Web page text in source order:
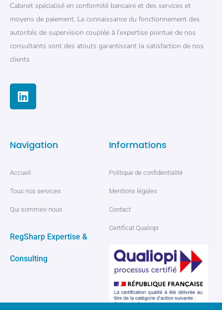
Cabinet spécialisé en conformité bancaire et des services et
moyens de paiement. La connaissance du fonctionnement des
autorités de supervision couplée à l’expertise pointue de nos
consultants sont des atouts garantissant la satisfaction de nos
clients
Navigation
Accueil
Tous nos services
Qui sommes-nous
RegSharp Expertise &
Consulting
Informations
Politique de confidentialité
Mentions légales
Contact
Certificat Qualiopi